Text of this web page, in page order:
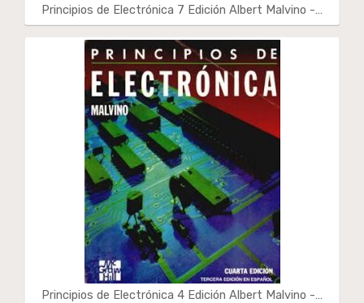
Principios de Electrónica 7 Edición Albert Malvino -…
Principios de Electrónica 4 Edición Albert Malvino -…